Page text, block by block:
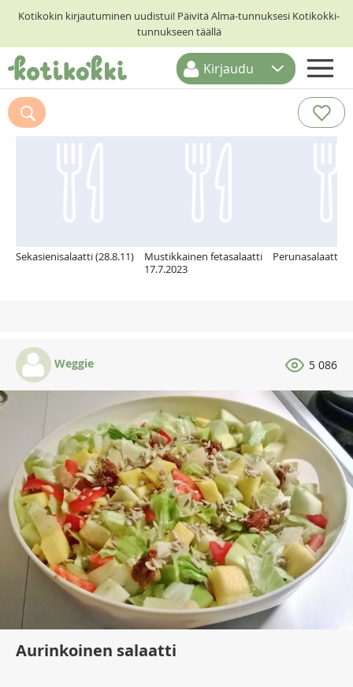
Kotikokin kirjautuminen uudistui! Päivitä Alma-tunnuksesi Kotikokki-
tunnukseen täällä
ETUSIVU
RESEPTIHAKU
Kirjaudu
Suosittelemme myös
Sekasienisalaatti (28.8.11)
Mustikkainen fetasalaatti
17.7.2023
Perunasalaatti
Weggie 5 086
Aurinkoinen salaatti